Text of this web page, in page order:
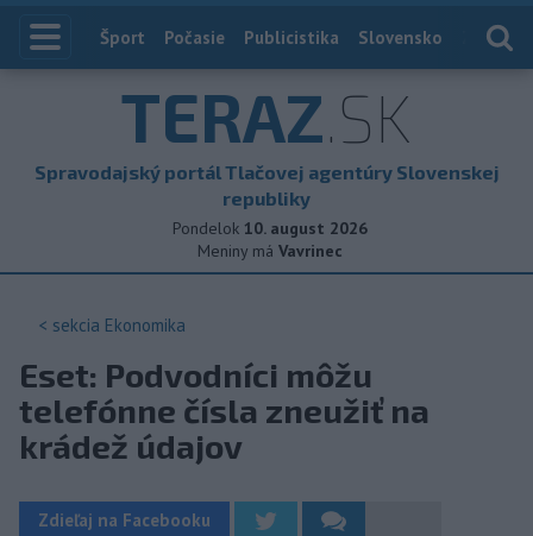
Index
Šport Počasie Publicistika Slovensko
TERAZ.SK
Spravodajský portál Tlačovej agentúry Slovenskej
republiky
Pondelok 10. august 2026
Meniny má Vavrinec
< sekcia Ekonomika
Eset: Podvodníci môžu
telefónne čísla zneužiť na
krádež údajov
Zdieľaj na Facebooku